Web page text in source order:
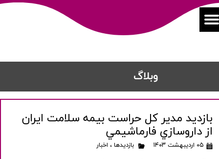
​​وبلاگ
بازديد مدير كل حراست بيمه سلامت ايران
از داروسازي فارماشيمي
۰۵ اردیبهشت ۱۴۰۳ بازدیدها ، اخبار